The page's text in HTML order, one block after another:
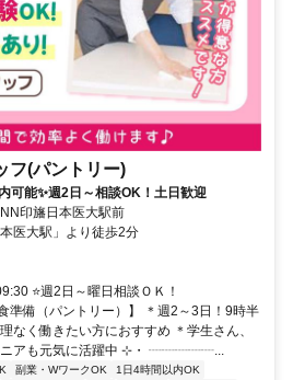
フ(パントリー)
可能✨週2日～相談OK！土日歓迎
印旛日本医大駅前
医大駅」より徒歩2分
⭐週2日～曜日相談ＯＫ！
準備（パントリー）】 ＊週2～3日！9時半
なく働きたい方におすすめ ＊学生さん、
ニアも元気に活躍中 ⊹・ ┈┈┈┈┈...
副業・WワークOK
1日4時間以内OK